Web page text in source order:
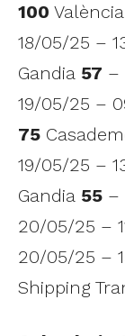
100
18/05/25 –
Gandia 57 –
19/05/25 –
75
19/05/25 –
Gandia 55 –
20/05/25 –
20/05/25 –
Shipping